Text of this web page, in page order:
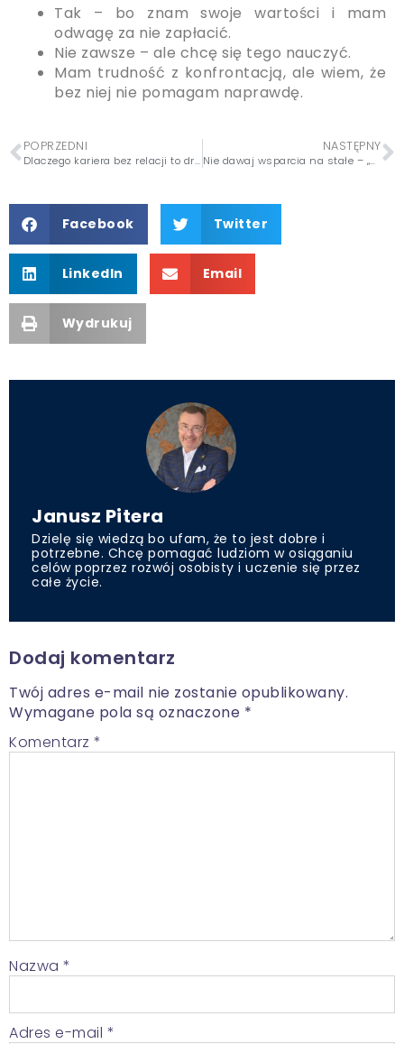
Tak – bo znam swoje wartości i mam
odwagę za nie zapłacić.
Nie zawsze – ale chcę się tego nauczyć.
Mam trudność z konfrontacją, ale wiem, że
bez niej nie pomagam naprawdę.
POPRZEDNI
Dlaczego kariera bez relacji to droga donikąd? (19/25)
NASTĘPNY
Nie dawaj wsparcia na stałe – „wypożyczaj” je mądrze (21/25)
Facebook Twitter
LinkedIn Email
Wydrukuj
Janusz Pitera
Dzielę się wiedzą bo ufam, że to jest dobre i
potrzebne. Chcę pomagać ludziom w osiąganiu
celów poprzez rozwój osobisty i uczenie się przez
całe życie.
Dodaj komentarz
Twój adres e-mail nie zostanie opublikowany.
Wymagane pola są oznaczone *
Komentarz *
Nazwa *
Adres e-mail *